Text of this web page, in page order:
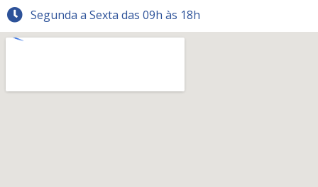
Segunda a Sexta das 09h às 18h